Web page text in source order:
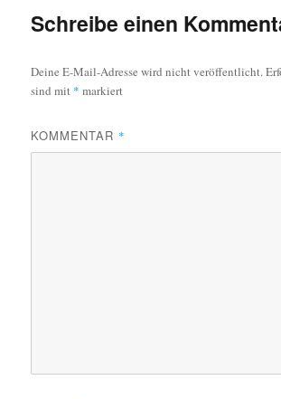
Schreibe einen
Deine E-Mail-Adresse wird nicht veröffentlicht.
sind mit * markiert
KOMMENTAR *